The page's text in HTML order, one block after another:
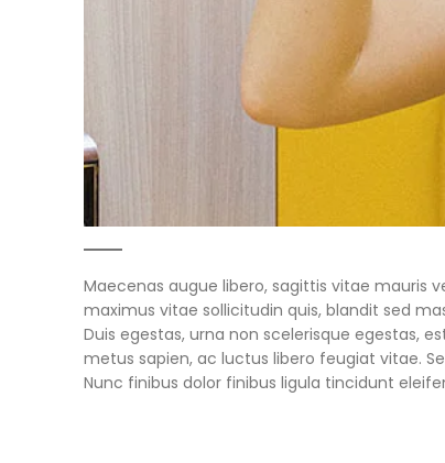
Maecenas augue libero, sagittis vitae mauris
maximus vitae sollicitudin quis, blandit sed
Duis egestas, urna non scelerisque egestas,
metus sapien, ac luctus libero feugiat vitae.
Nunc finibus dolor finibus ligula tincidunt